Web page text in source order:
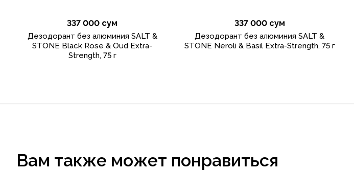
337 000 сум
Дезодорант без алюминия SALT &
STONE Black Rose & Oud Extra-
Strength, 75 г
337 000 сум
Дезодорант без алюминия SALT &
STONE Neroli & Basil Extra-Strength, 75 г
Вам также может понравиться